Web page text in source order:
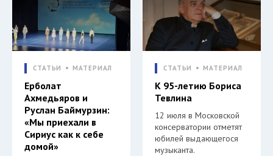
СТАТЬИ МАТЕРИАЛ
Ерболат
Ахмедьяров и
Руслан Баймурзин:
«Мы приехали в
Сириус как к себе
домой»
СТАТЬИ МАТЕРИАЛ
К 95-летию Бориса
Тевлина
12 июля в Московской
консерватории отметят
юбилей выдающегося
музыканта.